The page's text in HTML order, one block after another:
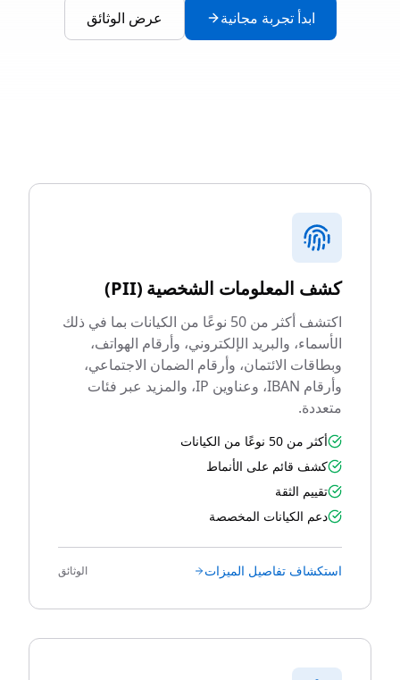
ابدأ تجربة مجانية عرض الوثائق
كشف المعلومات الشخصية (PII)
اكتشف أكثر من 50 نوعًا من الكيانات بما في ذلك
الأسماء، والبريد الإلكتروني، وأرقام الهواتف،
وبطاقات الائتمان، وأرقام الضمان الاجتماعي،
وأرقام IBAN، وعناوين IP، والمزيد عبر فئات
متعددة.
أكثر من 50 نوعًا من الكيانات
كشف قائم على الأنماط
تقييم الثقة
دعم الكيانات المخصصة
استكشاف تفاصيل الميزات الوثائق